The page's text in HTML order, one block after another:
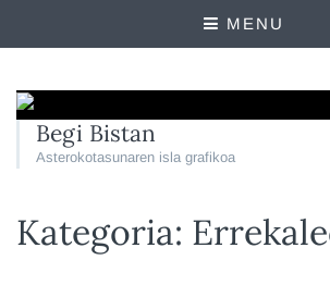
MENU
Begi Bistan
Asterokotasunaren isla grafikoa
Kategoria: